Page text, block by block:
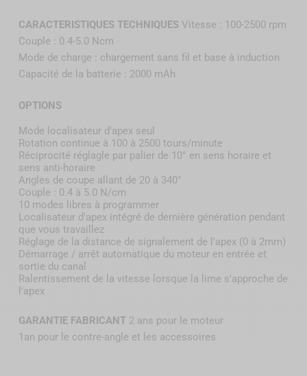
CARACTERISTIQUES TECHNIQUES Vitesse : 100-2500 rpm
Couple : 0.4-5.0 Ncm
Mode de charge : chargement sans fil et base à induction
Capacité de la batterie : 2000 mAh
OPTIONS
Mode localisateur d'apex seul
Rotation continue à 100 à 2500 tours/minute
Réciprocité réglagle par palier de 10° en sens horaire et
sens anti-horaire
Angles de coupe allant de 20 à 340°
Couple : 0.4 à 5.0 N/cm
10 modes libres à programmer
Localisateur d'apex intégré de dernière génération pendant
que vous travaillez
Réglage de la distance de signalement de l'apex (0 à 2mm)
Démarrage / arrêt automatique du moteur en entrée et
sortie du canal
Ralentissement de la vitesse lorsque la lime s'approche de
l'apex
GARANTIE FABRICANT 2 ans pour le moteur
1an pour le contre-angle et les accessoires